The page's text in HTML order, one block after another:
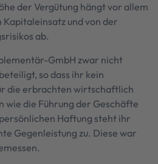
der Vergütung hängt vor allem
und von der
ab.
GmbH zwar nicht
so dass ihr kein
die erbrachten wirtschaftlich
wie die Führung der Geschäfte
Haftung steht ihr
Gegenleistung zu. Diese war